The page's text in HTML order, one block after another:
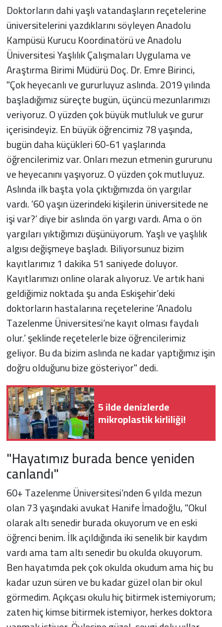
Doktorların dahi yaşlı vatandaşların reçetelerine
üniversitelerini yazdıklarını söyleyen Anadolu
Kampüsü Kurucu Koordinatörü ve Anadolu
Üniversitesi Yaşlılık Çalışmaları Uygulama ve
Araştırma Birimi Müdürü Doç. Dr. Emre Birinci,
"Çok heyecanlı ve gururluyuz aslında. 2019 yılında
başladığımız süreçte bugün, üçüncü mezunlarımızı
veriyoruz. O yüzden çok büyük mutluluk ve gurur
içerisindeyiz. En büyük öğrencimiz 78 yaşında,
bugün daha küçükleri 60-61 yaşlarında
öğrencilerimiz var. Onları mezun etmenin gururunu
ve heyecanını yaşıyoruz. O yüzden çok mutluyuz.
Aslında ilk başta yola çıktığımızda ön yargılar
vardı. ’60 yaşın üzerindeki kişilerin üniversitede ne
işi var?’ diye bir aslında ön yargı vardı. Ama o ön
yargıları yıktığımızı düşünüyorum. Yaşlı ve yaşlılık
algısı değişmeye başladı. Biliyorsunuz bizim
kayıtlarımız 1 dakika 51 saniyede doluyor.
Kayıtlarımızı online olarak alıyoruz. Ve artık hani
geldiğimiz noktada şu anda Eskişehir’deki
doktorların hastalarına reçetelerine ’Anadolu
Tazelenme Üniversitesi’ne kayıt olması faydalı
olur.’ şeklinde reçetelerle bize öğrencilerimiz
geliyor. Bu da bizim aslında ne kadar yaptığımız işin
doğru olduğunu bize gösteriyor" dedi.
5 ilde denizlerde
mikroplastik kirliliği!
"Hayatımız burada bence yeniden
canlandı"
60+ Tazelenme Üniversitesi’nden 6 yılda mezun
olan 73 yaşındaki avukat Hanife İmadoğlu, "Okul
olarak altı senedir burada okuyorum ve en eski
öğrenci benim. İlk açıldığında iki senelik bir kaydım
vardı ama tam altı senedir bu okulda okuyorum.
Ben hayatımda pek çok okulda okudum ama hiç bu
kadar uzun süren ve bu kadar güzel olan bir okul
görmedim. Açıkçası okulu hiç bitirmek istemiyorum;
zaten hiç kimse bitirmek istemiyor, herkes doktora